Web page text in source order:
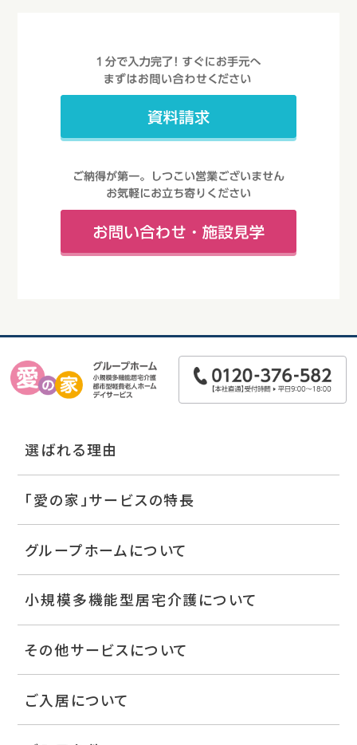
選ばれる理由
「愛の家」サービスの特長
グループホームについて
小規模多機能型居宅介護について
その他サービスについて
ご入居について